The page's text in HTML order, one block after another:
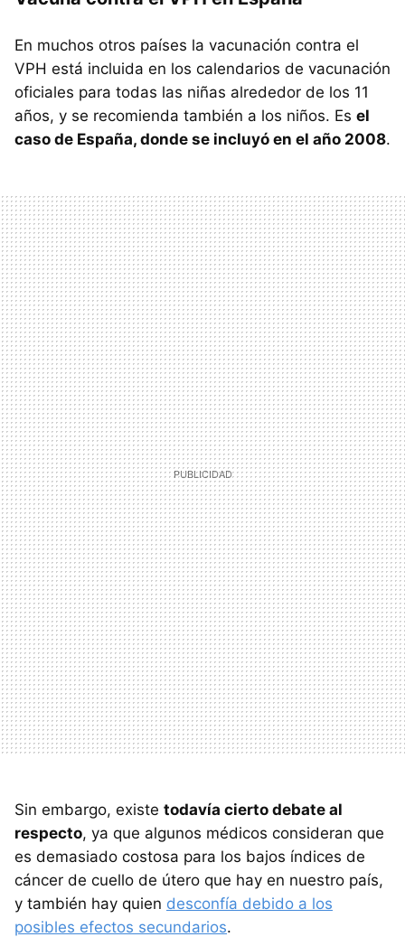
En muchos otros países la vacunación contra el
VPH está incluida en los calendarios de vacunación
oficiales para todas las niñas alrededor de los 11
años, y se recomienda también a los niños. Es el
caso de España, donde se incluyó en el año 2008.
Sin embargo, existe todavía cierto debate al
respecto, ya que algunos médicos consideran que
es demasiado costosa para los bajos índices de
cáncer de cuello de útero que hay en nuestro país,
y también hay quien desconfía debido a los
posibles efectos secundarios.